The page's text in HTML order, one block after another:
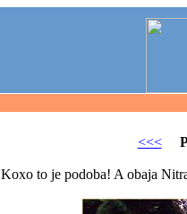
<<<
Koxo to je podoba! A obaja